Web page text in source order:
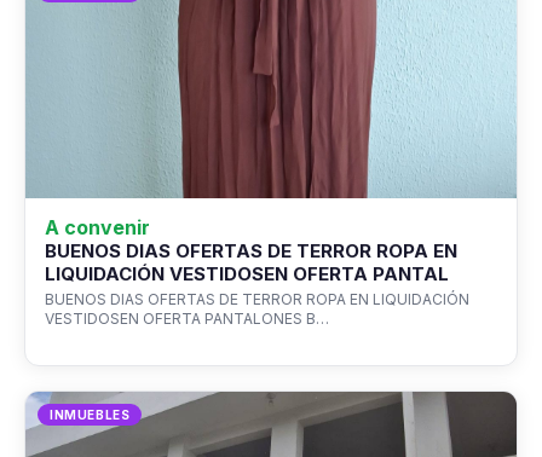
A convenir
BUENOS DIAS OFERTAS DE TERROR ROPA EN
LIQUIDACIÓN VESTIDOSEN OFERTA PANTAL
BUENOS DIAS OFERTAS DE TERROR ROPA EN LIQUIDACIÓN
VESTIDOSEN OFERTA PANTALONES B…
INMUEBLES